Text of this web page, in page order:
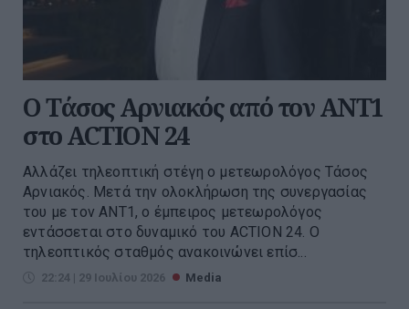
Ο Τάσος Αρνιακός από τον ΑΝΤ1
στο ACTION 24
Αλλάζει τηλεοπτική στέγη ο μετεωρολόγος Τάσος
Αρνιακός. Μετά την ολοκλήρωση της συνεργασίας
του με τον ΑΝΤ1, ο έμπειρος μετεωρολόγος
εντάσσεται στο δυναμικό του ACTION 24. Ο
τηλεοπτικός σταθμός ανακοινώνει επίσ...
22:24 | 29 Ιουλίου 2026 Media